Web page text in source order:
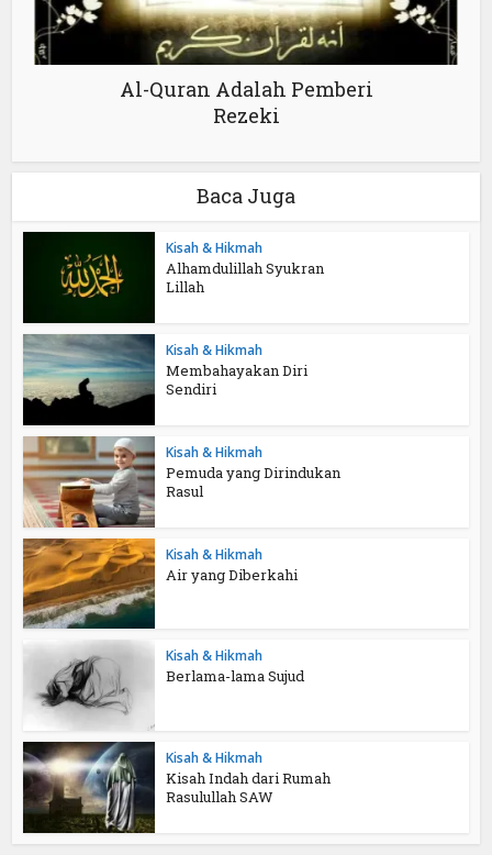
Al-Quran Adalah Pemberi
Rezeki
Baca Juga
Kisah & Hikmah
Alhamdulillah Syukran
Lillah
Kisah & Hikmah
Membahayakan Diri
Sendiri
Kisah & Hikmah
Pemuda yang Dirindukan
Rasul
Kisah & Hikmah
Air yang Diberkahi
Kisah & Hikmah
Berlama-lama Sujud
Kisah & Hikmah
Kisah Indah dari Rumah
Rasulullah SAW